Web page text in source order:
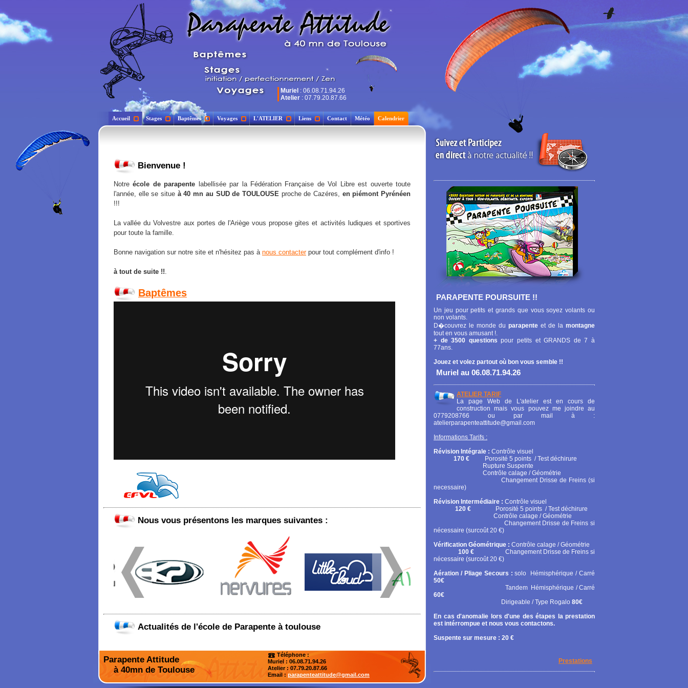
Muriel : 06.08.71.94.26
Atelier : 07.79.20.87.66
Accueil Stages Baptêmes Voyages L'ATELIER Liens Contact Météo Calendrier
Bienvenue !
Notreécole de parapente labellisée par la Fédération Française de Vol Libre est ouverte toute
l'année, elle se situe à 40 mn au SUD de TOULOUSEproche de Cazéres, en piémont Pyrénéen
!!!
La vallée du Volvestre aux portes de l'Ariège vous propose gites et activités ludiques et sportives
pour toute la famille.
Bonne navigation sur notre site et n'hésitez pas à nous contacterpour tout complément d'info !
à tout de suite !!.
Baptêmes
Nous vous présentons les marques suivantes :
Actualités de l'école de Parapente à toulouse
Parapente Attitude
à 40mn de Toulouse
Téléphone :
Muriel : 06.08.71.94.26
Atelier: 07.79.20.87.66
Email : parapenteattitude@gmail.com
PARAPENTE POURSUITE !!
Un jeu pour petits et grands que vous soyez volants ou
non volants.
D�couvrez le monde du parapente et de la montagne
tout en vous amusant !.
+ de 3500 questions pour petits et GRANDS de 7 à
77ans.
Jouez et volez partout où bon vous semble !!
Muriel au 06.08.71.94.26
ATELIER TARIF
La page Web de L'atelier est en cours de
construction mais vous pouvez me joindre au
0779208766 ou par mail à :
atelierparapenteattitude@gmail.com
Informations Tarifs :
Révision Intégrale : Contrôle visuel
170 € Porosité 5 points / Test déchirure
Rupture Suspente
Contrôle calage / Géométrie
Changement Drisse de Freins (si
necessaire)
Révision Intermédiaire : Contrôle visuel
120 € Porosité 5 points / Test déchirure
Contrôle calage / Géométrie
Changement Drisse de Freins si
nécessaire (surcoût 20 €)
Vérification Géométrique : Contrôle calage / Géométrie
100 € Changement Drisse de Freins si
nécessaire (surcoût 20 €)
Aération / Pliage Secours :solo
Hémisphérique / Carré
50€
Tandem Hémisphérique / Carré
60€
Dirigeable / Type Rogalo 80€
En cas d'anomalie lors d'une des étapes la prestation
est intérrompue et nous vous contactons.
Suspente sur mesure : 20 €
Prestations